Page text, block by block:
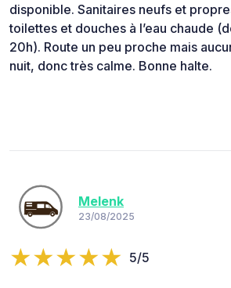
disponible. Sanitaires neufs et
toilettes et douches à l’eau chaude
20h). Route un peu proche mais
nuit, donc très calme. Bonne halte.
Melenk
23/08/2025
5/5